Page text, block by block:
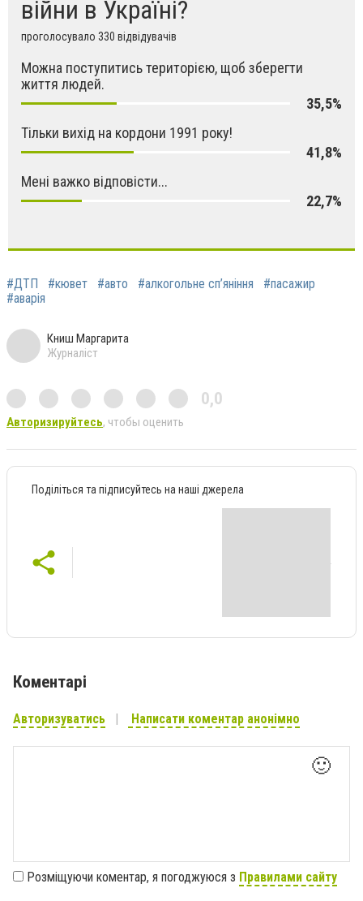
війни в Україні?
проголосувало 330 відвідувачів
Можна поступитись територією, щоб зберегти
життя людей.
35,5%
Тільки вихід на кордони 1991 року!
41,8%
Мені важко відповісти...
22,7%
#ДТП #кювет #авто #алкогольне сп’яніння
#пасажир
#аварія
Книш Маргарита
Журналіст
0,0
Авторизируйтесь, чтобы оценить
Поділіться та підписуйтесь на наші джерела
Коментарі
Авторизуватись Написати коментар анонімно
🙂
Розміщуючи коментар, я погоджуюся з Правилами сайту